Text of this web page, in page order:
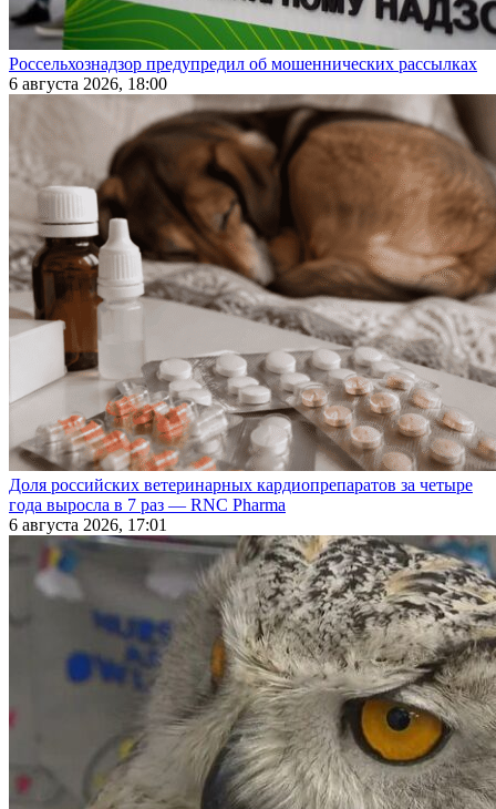
Россельхознадзор предупредил об мошеннических рассылках
6 августа 2026, 18:00
Доля российских ветеринарных кардиопрепаратов за четыре
года выросла в 7 раз — RNC Pharma
6 августа 2026, 17:01